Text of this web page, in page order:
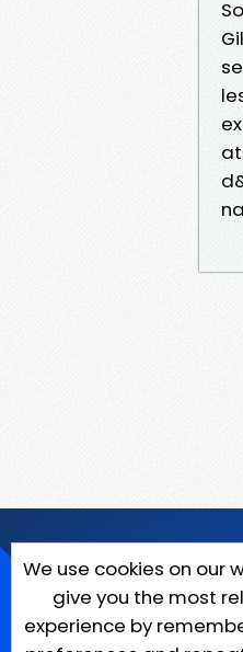
We use cookies on our
give you the most
experience by